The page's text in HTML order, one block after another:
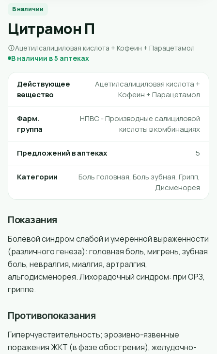
В наличии
Цитрамон П
Ацетилсалициловая кислота + Кофеин + Парацетамол
В наличии в 5 аптеках
Действующее
вещество
Ацетилсалициловая кислота +
Кофеин + Парацетамол
Фарм.
группа
НПВС - Производные салициловой
кислоты в комбинациях
Предложений в аптеках 5
Категории
Боль головная, Боль зубная, Грипп,
Дисменорея
Показания
Болевой синдром слабой и умеренной выраженности
(различного генеза): головная боль, мигрень, зубная
боль, невралгия, миалгия, артралгия,
альгодисменорея. Лихорадочный синдром: при ОРЗ,
гриппе.
Противопоказания
Гиперчувствительность; эрозивно-язвенные
поражения ЖКТ (в фазе обострения), желудочно-